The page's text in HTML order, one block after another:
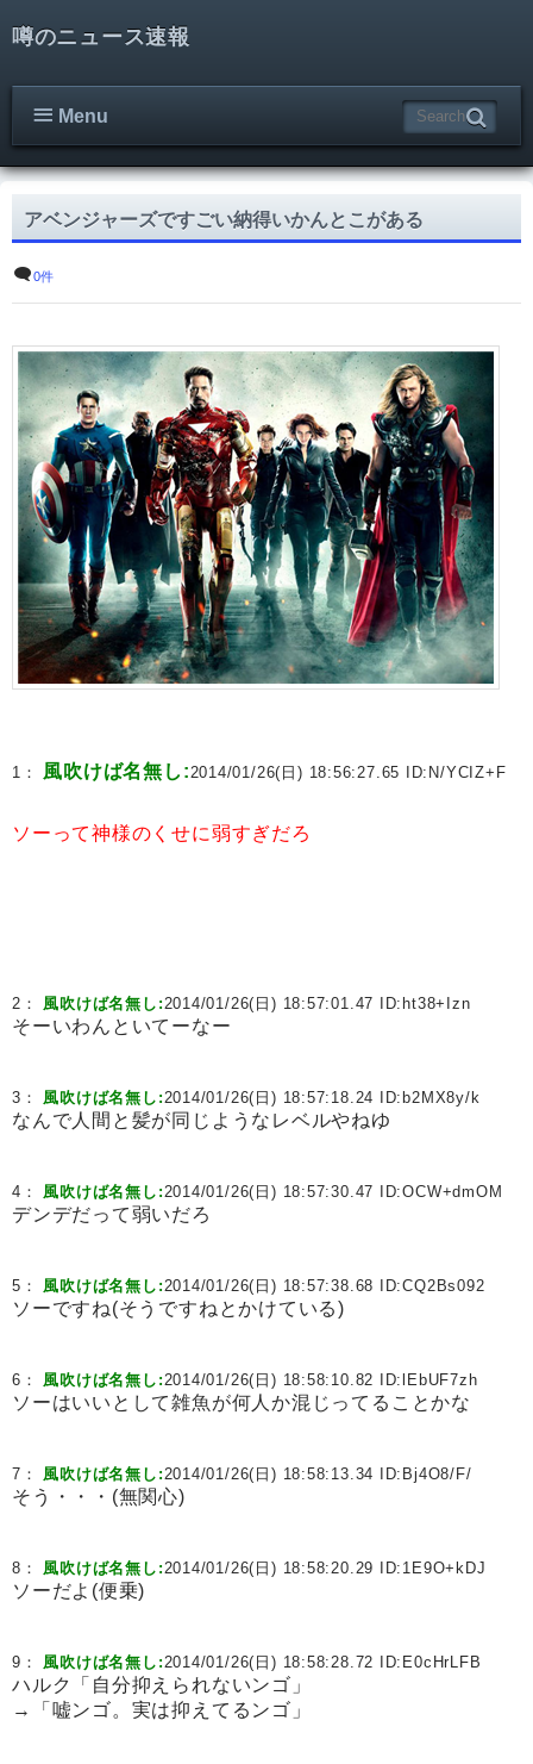
噂のニュース速報
Menu
アベンジャーズですごい納得いかんとこがある
0件
1： 風吹けば名無し:2014/01/26(日) 18:56:27.65 ID: N/YCIZ+F
ソーって神様のくせに弱すぎだろ
2： 風吹けば名無し:2014/01/26(日) 18:57:01.47 ID: ht38+Izn
そーいわんといてーなー
3： 風吹けば名無し:2014/01/26(日) 18:57:18.24 ID: b2MX8y/k
なんで人間と髪が同じようなレベルやねゆ
4： 風吹けば名無し:2014/01/26(日) 18:57:30.47 ID:OCW+dmOM
デンデだって弱いだろ
5： 風吹けば名無し:2014/01/26(日) 18:57:38.68 ID:CQ2Bs092
ソーですね(そうですねとかけている)
6： 風吹けば名無し:2014/01/26(日) 18:58:10.82 ID: lEbUF7zh
ソーはいいとして雑魚が何人か混じってることかな
7： 風吹けば名無し:2014/01/26(日) 18:58:13.34 ID: Bj4O8/F/
そう・・・(無関心)
8： 風吹けば名無し:2014/01/26(日) 18:58:20.29 ID: 1E9O+kDJ
ソーだよ(便乗)
9： 風吹けば名無し:2014/01/26(日) 18:58:28.72 ID: E0cHrLFB
ハルク「自分抑えられないンゴ」
→「嘘ンゴ。実は抑えてるンゴ」